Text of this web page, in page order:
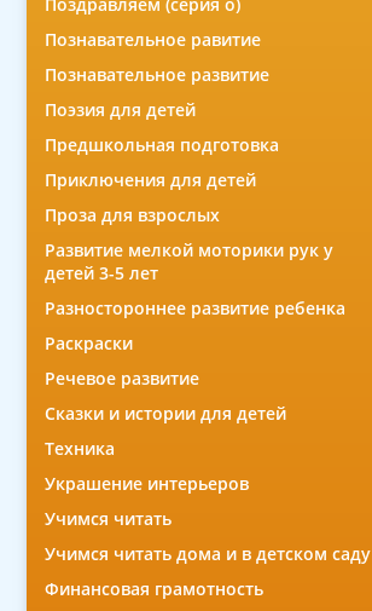
Познавательное равитие
Познавательное развитие
Поэзия для детей
Предшкольная подготовка
Приключения для детей
Проза для взрослых
Развитие мелкой моторики рук у
детей 3-5 лет
Разностороннее развитие ребенка
Раскраски
Речевое развитие
Сказки и истории для детей
Техника
Украшение интерьеров
Учимся читать
Учимся читать дома и в детском саду
Финансовая грамотность